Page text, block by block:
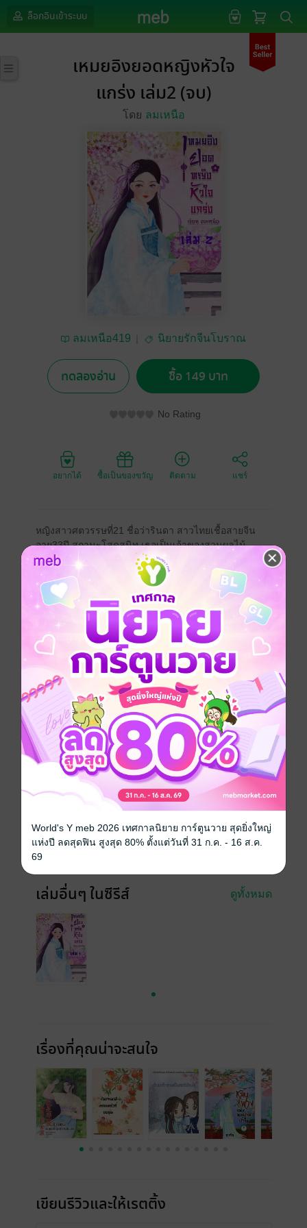
ล็อกอินเข้าระบบ
เหมยอิงยอดหญิงหัวใจ
แกร่ง เล่ม2 (จบ)
โดย ลมเหนือ
ลมเหนือ419 นิยายรักจีนโบราณ
ทดลองอ่าน ซื้อ 149 บาท
No Rating
อยากได้ ซื้อเป็นของขวัญ ติดตาม แชร์
หญิงสาวศตวรรษที่21 ชื่อว่ารินดา สาวไทยเชื้อสายจีน
อายุ33ปี สถานะโสดสนิท เธอเป็นเจ้าของสวนผลไม้
เธอได้ทะลุมิติมาแบบงงๆมาอยู่ในร่างหญิงหม้ายที่มีนามว่า
เหมยอิง ร่างนี้ความจำเสื่อมทั้งยังมีลูกติดเป็นลูกชายวัย5ปี
ที่ชื่อว่าเสี่ยวซาน เจ้าของร่างเดิมมีชีวิตที่สุดแสนจะ
ลำบากและยากจน กระท่อมที่ผุพังบังแดดบังฝนแทบไม่ได้
ข้าวสารที่ไม่มีจะกรอกหม้อ โอ้ชีวิต อะไรจะรันทดได้
ขนาดนี้ แต่ไม่เป็นไร "ชีวิตต้องสู้!"
เธอจะไม่ขอยอมแพ้ต่อโชคชะตา
จีนโบราณ ทะลุมิติ ตลก โรแมนติก
ย้อนยุค/พีเรียด
ซีรีส์ เหมยอิงยอดหญิงหัวใจแกร่ง
ประเภทไฟล์ pdf, epub(สารบัญ)
ความยาว 1000 หน้า (≈ 129,516 คำ)
ราคาปก
เล่มอื่นๆ ในซีรีส์ ดูทั้งหมด
เรื่องที่คุณน่าจะสนใจ
เขียนรีวิวและให้เรตติ้ง
World's Y meb 2026 เทศกาลนิยาย การ์ตูนวาย สุดยิ่งใหญ่
แห่งปี ลดสุดฟิน สูงสุด 80% ตั้งแต่วันที่ 31 ก.ค. - 16 ส.ค.
69